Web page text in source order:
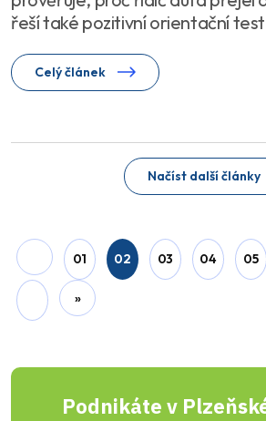
řeší také pozitivní orientační
Celý článek
Před 4 měsíci Jiří Padevěd